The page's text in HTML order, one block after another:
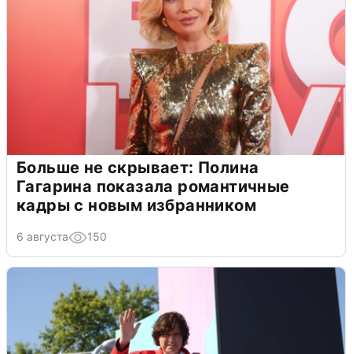
Больше не скрывает: Полина
Гагарина показала романтичные
кадры с новым избранником
6 августа 150